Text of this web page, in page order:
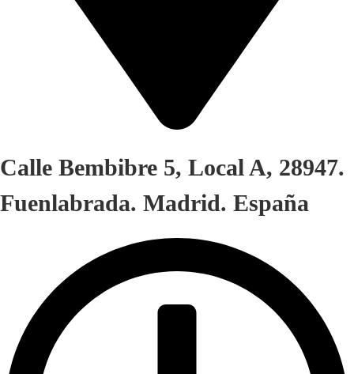
Calle Bembibre 5, Local A, 28947.
Fuenlabrada. Madrid. España